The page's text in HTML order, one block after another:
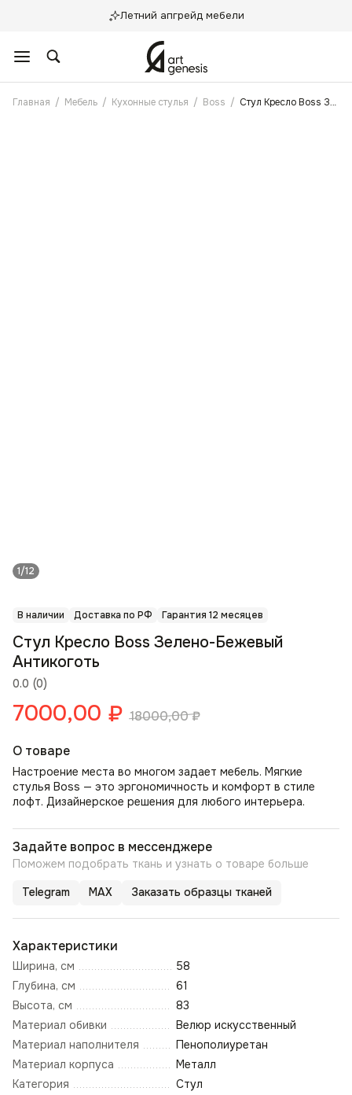
Летний апгрейд мебели
Главная / Мебель / Кухонные стулья / Boss / Стул Кресло Boss Зелено-Бежевый Антикоготь
1/12
В наличии Доставка по РФ Гарантия 12 месяцев
0.0 (0)
Стул Кресло Boss Зелено-Бежевый
Антикоготь
7000,00 ₽ 18000,00₽
О товаре
Настроение места во многом задает мебель. Мягкие
стулья Boss — это эргономичность и комфорт в стиле
лофт. Дизайнерское решения для любого интерьера.
Задайте вопрос в мессенджере
Поможем подобрать ткань и узнать о товаре больше
Telegram MAX Заказать образцы тканей
Характеристики
Ширина, см
58
Глубина, см
61
Высота, см
83
Материал обивки
Велюр искусственный
Материал наполнителя
Пенополиуретан
Материал корпуса
Металл
Категория
Стул